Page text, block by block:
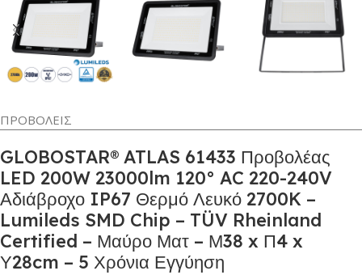
ΠΡΟΒΟΛΕΙΣ
GLOBOSTAR® ATLAS 61433 Προβολέας
LED 200W 23000lm 120° AC 220-240V
Αδιάβροχο IP67 Θερμό Λευκό 2700K –
Lumileds SMD Chip – TÜV Rheinland
Certified – Μαύρο Ματ – Μ38 x Π4 x
Υ28cm – 5 Χρόνια Εγγύηση